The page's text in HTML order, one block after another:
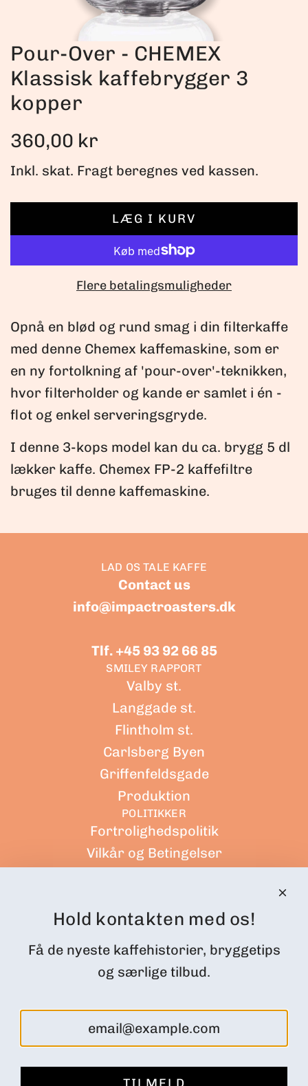
Pour-Over - CHEMEX
Klassisk kaffebrygger 3
kopper
N
o
r
m
a
p
r
i
s
360,00 kr
Inkl. skat. Fragt beregnes ved kassen.
LÆG I KURV
I
N
D
L
S
E
.
.
Flere betalingsmuligheder
Opnå en blød og rund smag i din filterkaffe
med denne Chemex kaffemaskine, som er
en ny fortolkning af 'pour-over'-teknikken,
hvor filterholder og kande er samlet i én -
flot og enkel serveringsgryde.
I denne 3-kops model kan du ca. brygg 5 dl
lækker kaffe. Chemex FP-2 kaffefiltre
bruges til denne kaffemaskine.
LAD OS TALE KAFFE
Contact us
info@impactroasters.dk
Tlf. +45 93 92 66 85
SMILEY RAPPORT
Valby st.
Langgade st.
Flintholm st.
Carlsberg Byen
Griffenfeldsgade
Produktion
POLITIKKER
Fortrolighedspolitik
Vilkår og Betingelser
Servicevilkår
Ordrer
Profile
Returns and cancellations
FØLG OS
Hold kontakten med os!
Få de nyeste kaffehistorier, bryggetips
og særlige tilbud.